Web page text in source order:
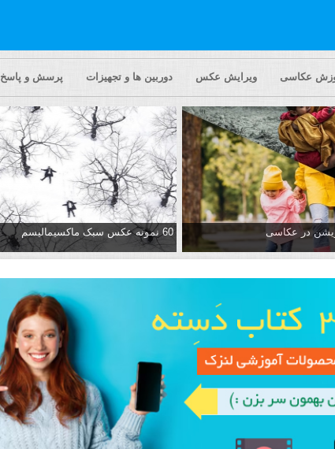
عکاسی ویرایش عکس دوربین ها و تجهیزات پرسش و پاسخ
در عکاسی 60 نمونه عکس سبک ماکسیمالیسم